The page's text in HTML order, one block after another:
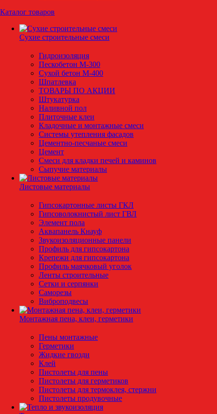
Каталог товаров
Сухие строительные смеси
Гидроизоляция
Пескобетон М-300
Сухой бетон М-400
Шпатлевка
ТОВАРЫ ПО АКЦИИ
Штукатурка
Наливной пол
Плиточные клеи
Кладочные и монтажные смеси
Системы утепления фасадов
Цементно-песчаные смеси
Цемент
Смеси для кладки печей и каминов
Сыпучие материалы
Листовые материалы
Гипсокартонные листы ГКЛ
Гипсоволокнистый лист ГВЛ
Элемент пола
Аквапанель Кнауф
Звукоизоляционные панели
Профиль для гипсокартона
Крепежи для гипсокартона
Профиль маячковый уголок
Ленты строительные
Сетки и серпянки
Саморезы
Виброподвесы
Монтажная пена, клеи, герметики
Пены монтажные
Герметики
Жидкие гвозди
Клей
Пистолеты для пены
Пистолеты для герметиков
Пистолеты для термоклея, стержни
Пистолеты продувочные